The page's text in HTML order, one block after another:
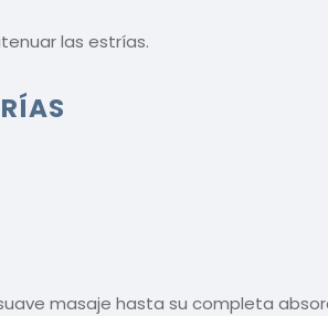
las estrías.
masaje hasta su completa